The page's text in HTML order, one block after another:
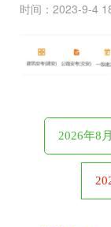
时间：2023-9-4
2026年8